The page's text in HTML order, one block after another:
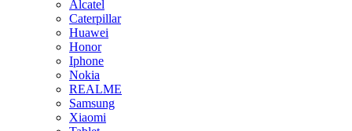
Alcatel
Caterpillar
Huawei
Honor
Iphone
Nokia
REALME
Samsung
Xiaomi